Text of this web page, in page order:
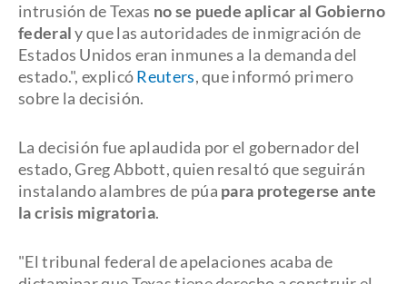
intrusión de Texas no se puede aplicar al Gobierno
federaly que las autoridades de inmigración de
Estados Unidos eran inmunes a la demanda del
estado.", explicóReuters, que informó primero
sobre la decisión.
La decisión fue aplaudida por el gobernador del
estado, Greg Abbott, quien resaltó que seguirán
instalando alambres de púa para protegerse ante
la crisis migratoria.
"El tribunal federal de apelaciones acaba de